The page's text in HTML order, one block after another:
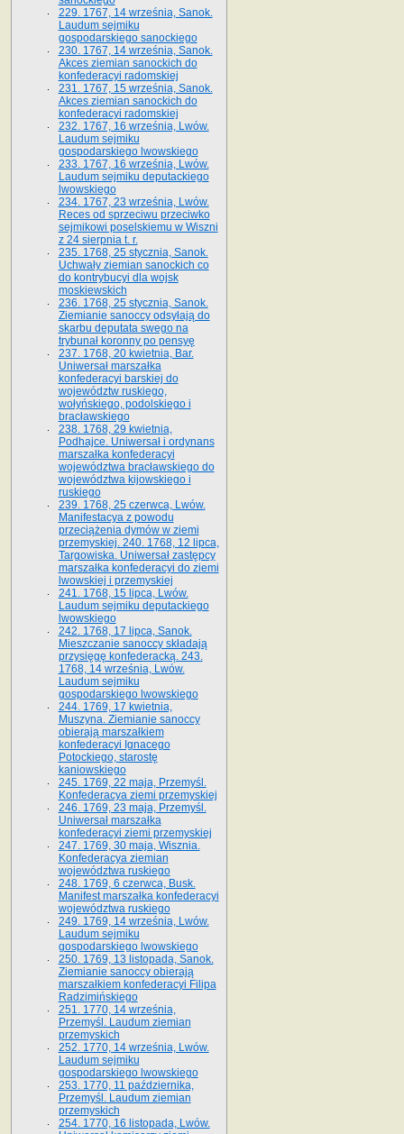
229. 1767, 14 września, Sanok.
Laudum sejmiku
gospodarskiego sanockiego
230. 1767, 14 września, Sanok.
Akces ziemian sanockich do
konfederacyi radomskiej
231. 1767, 15 września, Sanok.
Akces ziemian sanockich do
konfederacyi radomskiej
232. 1767, 16 września, Lwów.
Laudum sejmiku
gospodarskiego lwowskiego
233. 1767, 16 września, Lwów.
Laudum sejmiku deputackiego
lwowskiego
234. 1767, 23 września, Lwów.
Reces od sprzeciwu przeciwko
sejmikowi poselskiemu w Wiszni
z 24 sierpnia t. r.
235. 1768, 25 stycznia, Sanok.
Uchwały ziemian sanockich co
do kontrybucyi dla wojsk
moskiewskich
236. 1768, 25 stycznia, Sanok.
Ziemianie sanoccy odsyłają do
skarbu deputata swego na
trybunał koronny po pensyę
237. 1768, 20 kwietnia, Bar.
Uniwersał marszałka
konfederacyi barskiej do
województw ruskiego,
wołyńskiego, podolskiego i
bracławskiego
238. 1768, 29 kwietnia,
Podhajce. Uniwersał i ordynans
marszałka konfederacyi
województwa bracławskiego do
wo­jewództwa kijowskiego i
ruskiego
239. 1768, 25 czerwca, Lwów.
Manifestacya z powodu
przeciążenia dymów w ziemi
przemyskiej. 240. 1768, 12 lipca,
Targowiska. Uniwersał zastępcy
marszałka konfederacyi do ziemi
lwowskiej i przemyskiej
241. 1768, 15 lipca, Lwów.
Laudum sejmiku deputackiego
lwowskiego
242. 1768, 17 lipca, Sanok.
Mieszczanie sanoccy składają
przysięgę konfederacką. 243.
1768, 14 września, Lwów.
Laudum sejmiku
gospodarskiego lwowskiego
244. 1769, 17 kwietnia,
Muszyna. Ziemianie sanoccy
obierają marszałkiem
konfederacyi Ignacego
Potockiego, starostę
kaniowskiego
245. 1769, 22 maja, Przemyśl.
Konfederacya ziemi przemyskiej
246. 1769, 23 maja, Przemyśl.
Uniwersał marszałka
konfederacyi ziemi przemyskiej
247. 1769, 30 maja, Wisznia.
Konfederacya ziemian
województwa ruskiego
248. 1769, 6 czerwca, Busk.
Manifest marszałka konfederacyi
województwa ruskiego
249. 1769, 14 września, Lwów.
Laudum sejmiku
gospodarskiego lwowskiego
250. 1769, 13 listopada, Sanok.
Ziemianie sanoccy obierają
marszałkiem konfederacyi Filipa
Radzimińskiego
251. 1770, 14 września,
Przemyśl. Laudum ziemian
przemyskich
252. 1770, 14 września, Lwów.
Laudum sejmiku
gospodarskiego lwowskiego
253. 1770, 11 października,
Przemyśl. Laudum ziemian
przemyskich
254. 1770, 16 listopada, Lwów.